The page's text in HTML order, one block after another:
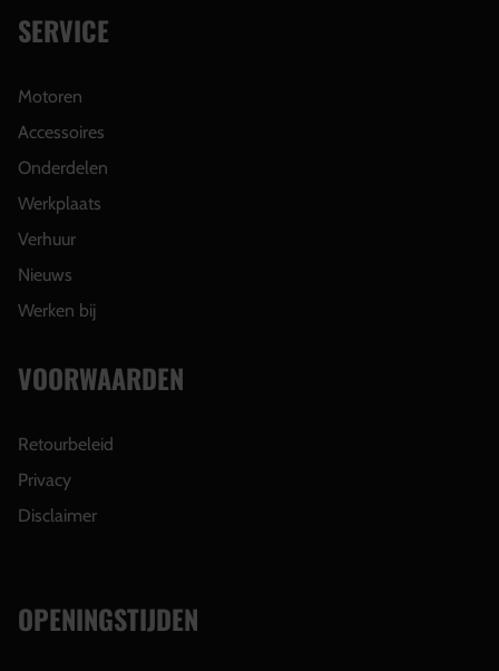
SERVICE
Motoren
Accessoires
Onderdelen
Werkplaats
Verhuur
Nieuws
Werken bij
VOORWAARDEN
Retourbeleid
Privacy
Disclaimer
OPENINGSTIJDEN